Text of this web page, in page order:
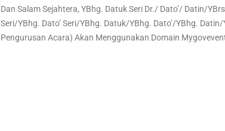
Dan Salam Sejahtera, YBhg. Datuk Seri Dr./ Dato’/ Datin/
Seri/YBhg. Dato’ Seri/YBhg. Datuk/YBhg. Dato’/YBhg.
Pengurusan Acara) Akan Menggunakan Domain